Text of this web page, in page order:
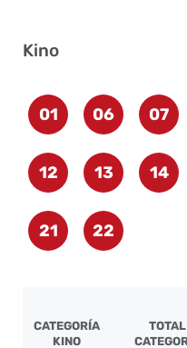
Kino
01 06 07
12 13 14
21 22
CATEGORÍA
KINO
TOTAL